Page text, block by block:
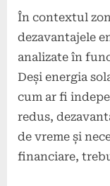
În contextul
dezavantajele
analizate în
Deși energia
cum ar fi
redus,
de vreme și
financiare,